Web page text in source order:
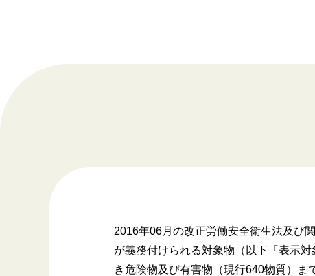
2016年06月の改正労働安全衛生法及び
が義務付けられる対象物（以下「表示
き危険物及び有害物（現行640物質）ま